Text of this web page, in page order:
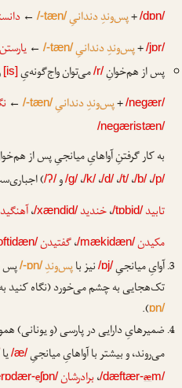
/dɒn/
+پس‌وندِ دندانیِ/-tæn/
←
/jɒr/
+پس‌وندِ دندانیِ/-tæn/
←یارستن
پس از هم‌خوانِ/r/می‌توان واج‌گونه‌یِ[is]
/negær/
+پس‌وندِ دندانیِ/-tæn/
←
/negæristæn/
به کار گرفتنِ آواهایِ میانجیِ پس از
/p/،/b/،/t/،/d/،/k/،/g/و/ʔ/
)
تابید /tɒbid/،خندید /xændid/،آهنگید
مکیدن/mækidæn/،گفتیدن
آوایِ میانجیِ/ɒj/نیز باپس‌وندِ/-ɒn/پس
تک‌هجایی به چشم می‌خورد (نگاه کنید
ɒn/
).
ضمیرهایِ دارایی در پارسی (و یونانی)
می‌روند، و بیشتر با آواهایِ میانجیِ/æ/یا
/dæftær-æm/ ،برادرشان eʃɒn/